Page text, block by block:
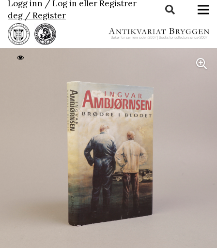
Logg inn / Log in ellerRegistrer
deg / Register